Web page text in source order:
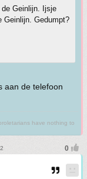
Geinlijn. Ijsje
Geinlijn. Gedumpt?
aan de telefoon
have nothing to